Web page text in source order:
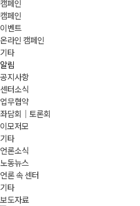
캠페인
캠페인
이벤트
온라인 캠페인
기타
알림
공지사항
센터소식
업무협약
좌담회｜토론회
이모저모
기타
언론소식
노동뉴스
언론 속 센터
기타
보도자료